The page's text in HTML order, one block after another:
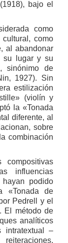
bajo el
como
cultural, como
al abandonar
su lugar y su
sinónimo de
1927). Sin
estilización
(violín y
la «Tonada
diferente, al
sobre
combinación
influencias
podido
«Tonada de
Pedrell y el
El método de
analíticos
intratextual –